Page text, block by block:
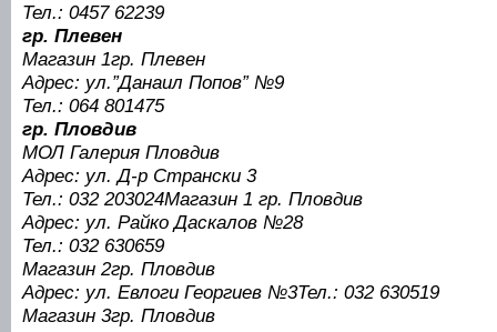
Тел.: 0457 62239
гр. Плевен
Магазин 1гр. Плевен
Адрес: ул.”Данаил Попов” №9
Тел.: 064 801475
гр. Пловдив
МОЛ Галерия Пловдив
Адрес: ул. Д-р Странски 3
Тел.: 032 203024Магазин 1 гр. Пловдив
Адрес: ул. Райко Даскалов №28
Тел.: 032 630659
Магазин 2гр. Пловдив
Адрес: ул. Евлоги Георгиев №3Тел.: 032 630519
Магазин 3гр. Пловдив